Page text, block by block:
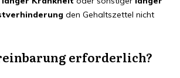
den Gehalts­zet­tel nicht
erforderlich?